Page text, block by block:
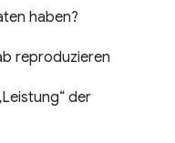
haben?
reproduzieren
der